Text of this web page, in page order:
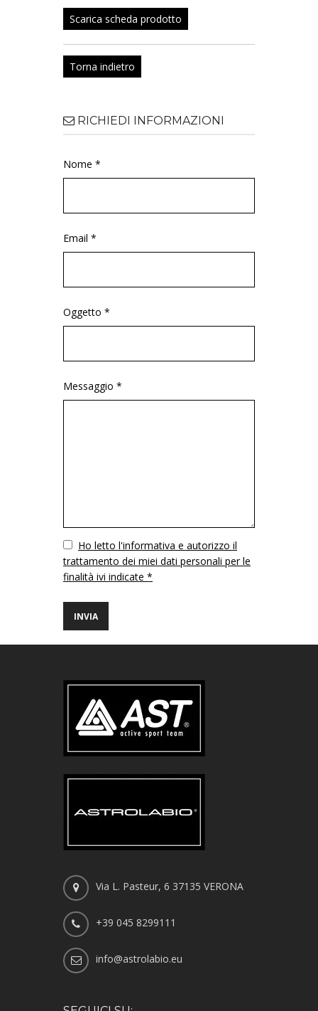
Scarica scheda prodotto
Torna indietro
RICHIEDI INFORMAZIONI
Nome *
Email *
Oggetto *
Messaggio *
VuotoHo letto l'informativa e autorizzo il
trattamento dei miei dati personali per le
finalità ivi indicate *
Via L. Pasteur, 6 37135 VERONA
+39 045 8299111
info@astrolabio.eu